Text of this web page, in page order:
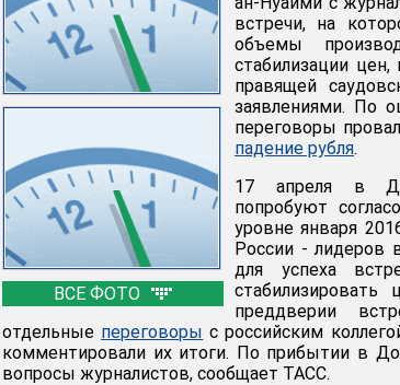
ВСЕ ФОТО
встречи, на
объемы
стабилизации
правящей
заявлениями. По
переговоры
падение рубля.
17 апреля в
попробуют
уровне января
России - лидеров
для успеха
преддверии
отдельные переговоры с российским
комментировали их итоги. По прибытии в
вопросы журналистов, сообщает ТАСС.